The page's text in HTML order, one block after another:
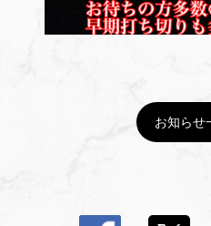
お知らせ
この店舗情報
https://pastapassoapasso.owst.jp/blogs/